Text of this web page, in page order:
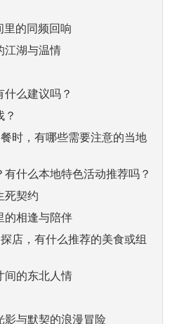
里的同频回响
江湖与温情
么建议吗？
？
时，有哪些需要注意的当地
什么本地特色活动推荐吗？
死契约
的相逢与陪伴
店，有什么推荐的美食或组
间的东北人情
影与默契的浪漫冒险